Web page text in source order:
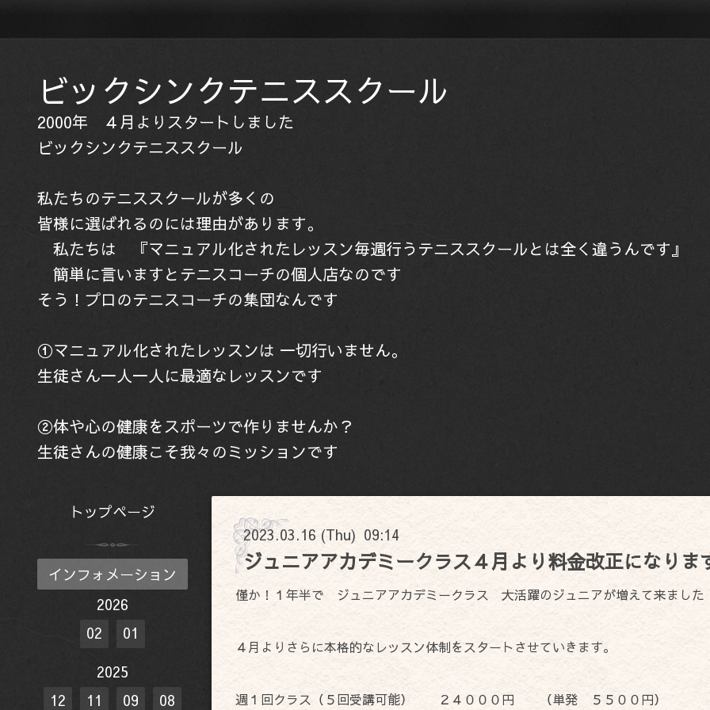
ビックシンクテニススクール
2000年 ４月よりスタートしました
ビックシンクテニススクール
私たちのテニススクールが多くの
皆様に選ばれるのには理由があります。
私たちは 『マニュアル化されたレッスン毎週行うテニススクールとは全く違うんです』
簡単に言いますとテニスコーチの個人店なのです
そう！プロのテニスコーチの集団なんです
①マニュアル化されたレッスンは 一切行いません。
生徒さん一人一人に最適なレッスンです
②体や心の健康をスポーツで作りませんか？
生徒さんの健康こそ我々のミッションです
2023.03.16 (Thu) 09:14
ジュニアアカデミークラス４月より料金改正になりま
僅か！１年半で ジュニアアカデミークラス 大活躍のジュニアが増えて来ました
４月よりさらに本格的なレッスン体制をスタートさせていきます。
週１回クラス（５回受講可能） ２４０００円 （単発 ５５００円）
トップページ
インフォメーション
2026
02
01
2025
12
11 09 08